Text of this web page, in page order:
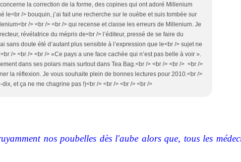
la correction de la forme, des copines qui ont adoré Millenium
le<br /> bouquin, j’ai fait une recherche sur le ouèbe et suis tombée sur
/> <br /> <br /> qui recense et classe les erreurs de Millenium. Je
révélatrice du mépris de<br /> l’éditeur, pressé de se faire du
sans doute été d’autant plus sensible à l’expression que le<br /> sujet ne
/> <br /> <br /> «Ce pays a une face cachée qui n’est pas belle à voir ».
dans ses polars mais surtout dans Tea Bag.<br /> <br /> <br /> <br />
la réflexion. Je vous souhaite plein de bonnes lectures pour 2010.<br />
et ça ne me chagrine pas !)<br /> <br /> <br /> <br />
nos poubelles dès l'aube alors que, tous les